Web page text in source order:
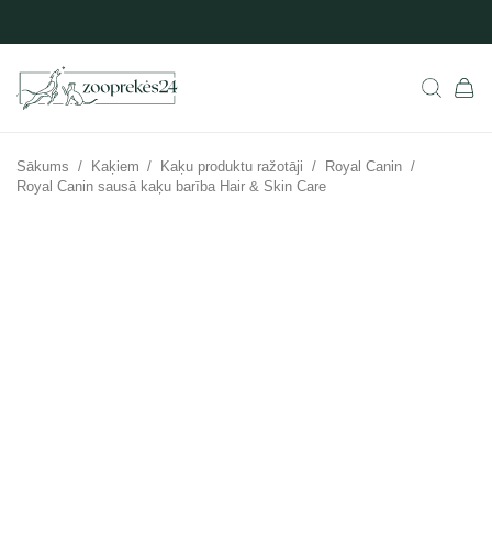
Sākums / Kaķiem / Kaķu produktu ražotāji / Royal Canin /
Royal Canin sausā kaķu barība Hair & Skin Care